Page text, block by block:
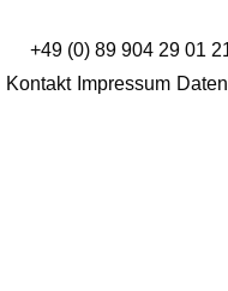
+49 (0) 89 904 29 01
Kontakt Impressum